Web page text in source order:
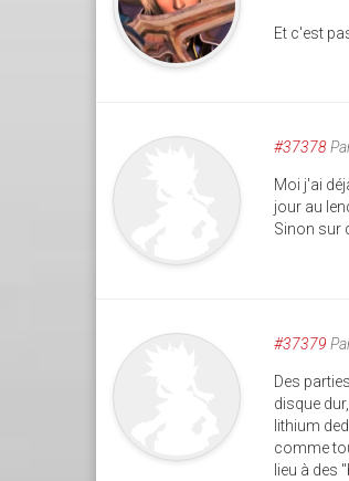
Et c'est
#37378
Moi j'ai
jour au
Sinon sur
#37379
Des
disque
lithium
comme
lieu à des